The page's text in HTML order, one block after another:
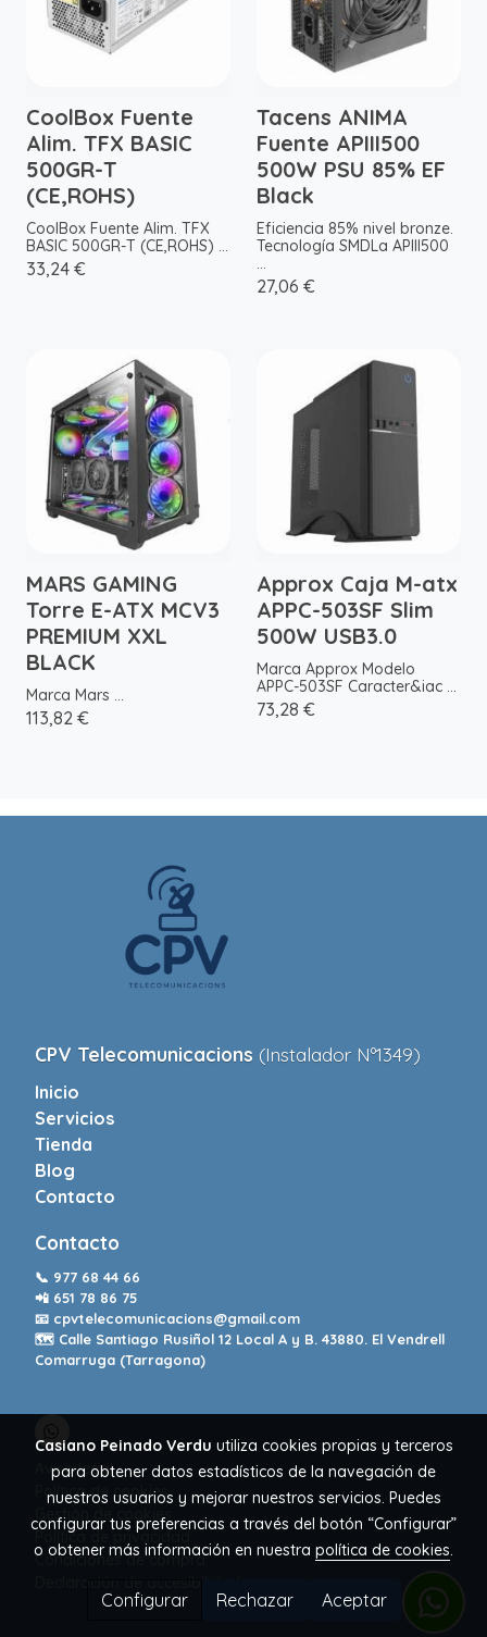
CoolBox Fuente
Alim. TFX BASIC
500GR-T
(CE,ROHS)
CoolBox Fuente Alim. TFX
BASIC 500GR-T (CE,ROHS) ...
33,24 €
Tacens ANIMA
Fuente APIII500
500W PSU 85% EF
Black
Eficiencia 85% nivel bronze.
Tecnología SMDLa APIII500
...
27,06 €
MARS GAMING
Torre E-ATX MCV3
PREMIUM XXL
BLACK
Marca Mars ...
113,82 €
Approx Caja M-atx
APPC-503SF Slim
500W USB3.0
Marca Approx Modelo
APPC-503SF Caracter&iac ...
73,28 €
CPV Telecomunicacions (Instalador Nº1349)
Inicio
Servicios
Tienda
Blog
Contacto
Contacto
📞 977 68 44 66
📲 651 78 86 75
📧 cpvtelecomunicacions@gmail.com
🗺️ Calle Santiago Rusiñol 12 Local A y B. 43880. El Vendrell
Comarruga (Tarragona)
Aviso legal
Política de cookies
Gestión de cookies
Política de privacidad
Condiciones de compra
Casiano Peinado Verdu utiliza cookies propias y terceros
para obtener datos estadísticos de la navegación de
nuestros usuarios y mejorar nuestros servicios. Puedes
configurar tus preferencias a través del botón “Configurar”
o obtener más información en nuestra política de cookies.
Configurar Rechazar Aceptar